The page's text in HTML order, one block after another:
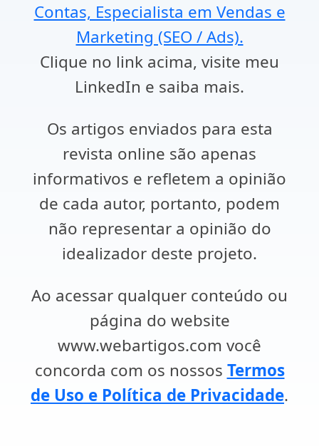
Contas, Especialista em Vendas e
Marketing (SEO / Ads).
Clique no link acima, visite meu
LinkedIn e saiba mais.
Os artigos enviados para esta
revista online são apenas
informativos e refletem a opinião
de cada autor, portanto, podem
não representar a opinião do
idealizador deste projeto.
Ao acessar qualquer conteúdo ou
página do website
www.webartigos.com você
concorda com os nossos Termos
de Uso e Política de Privacidade.